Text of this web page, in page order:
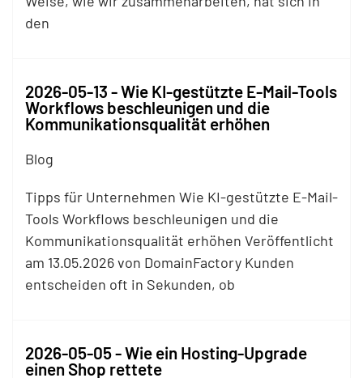
den
2026-05-13 - Wie KI-gestützte E-Mail-Tools
Workflows beschleunigen und die
Kommunikationsqualität erhöhen
Blog
Tipps für Unternehmen Wie KI-gestützte E-Mail-
Tools Workflows beschleunigen und die
Kommunikationsqualität erhöhen Veröffentlicht
am 13.05.2026 von DomainFactory Kunden
entscheiden oft in Sekunden, ob
2026-05-05 - Wie ein Hosting-Upgrade
einen Shop rettete